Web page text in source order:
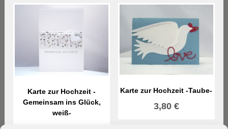
Karte zur Hochzeit -
Gemeinsam ins Glück,
weiß-
Karte zur Hochzeit -Taube-
3,80 €